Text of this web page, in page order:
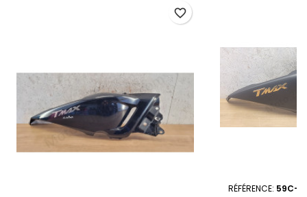
favorite_border
RÉFÉRENCE: 59C-